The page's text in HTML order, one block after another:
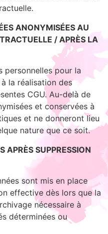
ANONYMISÉES AU
/ APRÈS LA
personnelles pour la
la réalisation des
CGU. Au-delà de
et conservées à
et ne donneront lieu
nature que ce soit.
APRÈS SUPPRESSION
sont mis en place
effective dès lors que la
nécessaire à
déterminées ou